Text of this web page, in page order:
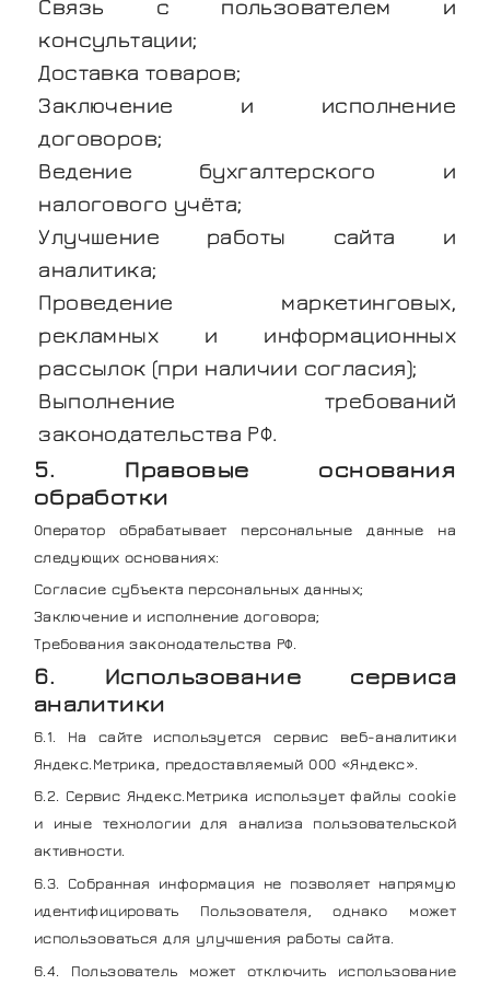
Связь с пользователем и
консультации;
Доставка товаров;
Заключение и исполнение
договоров;
Ведение бухгалтерского и
налогового учёта;
Улучшение работы сайта и
аналитика;
Проведение маркетинговых,
рекламных и информационных
рассылок (при наличии согласия);
Выполнение требований
законодательства РФ.
5. Правовые основания
обработки
Оператор обрабатывает персональные данные на
следующих основаниях:
Согласие субъекта персональных данных;
Заключение и исполнение договора;
Требования законодательства РФ.
6. Использование сервиса
аналитики
6.1. На сайте используется сервис веб-аналитики
Яндекс.Метрика, предоставляемый ООО «Яндекс».
6.2. Сервис Яндекс.Метрика использует файлы cookie
и иные технологии для анализа пользовательской
активности.
6.3. Собранная информация не позволяет напрямую
идентифицировать Пользователя, однако может
использоваться для улучшения работы сайта.
6.4. Пользователь может отключить использование